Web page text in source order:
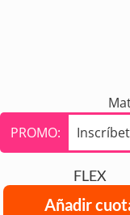
PROMO:
FLEX
Añadir